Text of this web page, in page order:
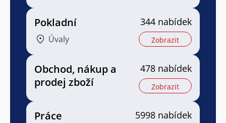
Pokladní
Úvaly
344 nabídek
Zobrazit
Obchod, nákup a
prodej zboží
478 nabídek
Zobrazit
Práce 5998 nabídek